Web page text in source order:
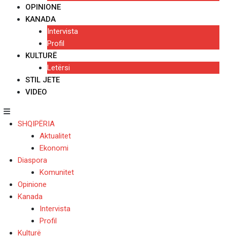
OPINIONE
KANADA
Intervista
Profil
KULTURË
Letërsi
STIL JETE
VIDEO
SHQIPËRIA
Aktualitet
Ekonomi
Diaspora
Komunitet
Opinione
Kanada
Intervista
Profil
Kulturë